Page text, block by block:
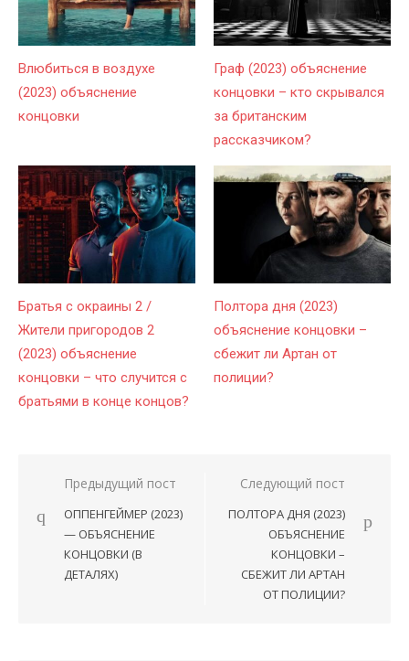
Влюбиться в воздухе
(2023) объяснение
концовки
Граф (2023) объяснение
концовки – кто скрывался
за британским
рассказчиком?
Братья с окраины 2 /
Жители пригородов 2
(2023) объяснение
концовки – что случится с
братьями в конце концов?
Полтора дня (2023)
объяснение концовки –
сбежит ли Артан от
полиции?
Навигация
по
записям
Предыдущий пост
ОППЕНГЕЙМЕР (2023)
— ОБЪЯСНЕНИЕ
КОНЦОВКИ (В
ДЕТАЛЯХ)
Следующий пост
ПОЛТОРА ДНЯ (2023)
ОБЪЯСНЕНИЕ
КОНЦОВКИ –
СБЕЖИТ ЛИ АРТАН
ОТ ПОЛИЦИИ?